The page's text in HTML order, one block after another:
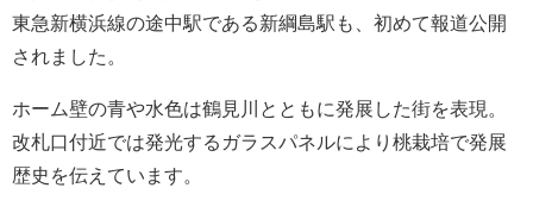
東急新横浜線の途中駅である新綱島駅も、初めて報道公開
されました。
ホーム壁の青や水色は鶴見川とともに発展した街を表現。
改札口付近では発光するガラスパネルにより桃栽培で発展
歴史を伝えています。